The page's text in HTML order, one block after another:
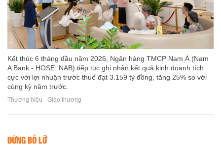
Kết thúc 6 tháng đầu năm 2026, Ngân hàng TMCP Nam Á (Nam
A Bank - HOSE: NAB) tiếp tục ghi nhận kết quả kinh doanh tích
cực với lợi nhuận trước thuế đạt 3.159 tỷ đồng, tăng 25% so với
cùng kỳ năm trước.
Thương hiệu - Giao thương
ĐỪNG BỎ LỠ